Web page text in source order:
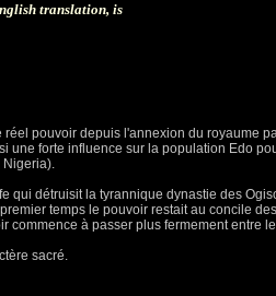
translation, is
pouvoir depuis l'annexion du royaume
forte influence sur la population Edo
Nigeria).
qui détruisit la tyrannique dynastie des
temps le pouvoir restait au concile
à passer plus fermement entre
sacré.